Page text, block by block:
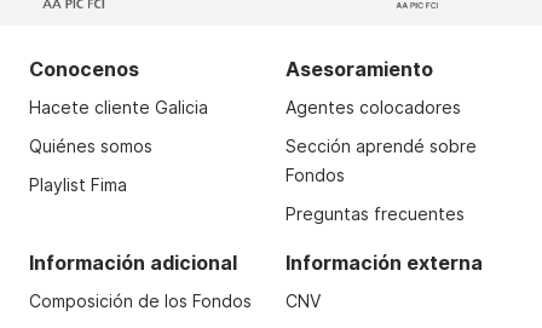
Conocenos
Hacete cliente Galicia
Quiénes somos
Playlist Fima
Asesoramiento
Agentes colocadores
Sección aprendé sobre
Fondos
Preguntas frecuentes
Información adicional
Composición de los Fondos
Información externa
CNV